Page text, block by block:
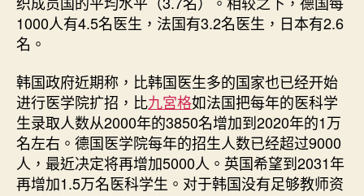
1000人有4.5名医生，法国有3.2名医生，日本有2.6
名。
韩国政府近期称，比韩国医生多的国家也已经开始
进行医学院扩招，比九宮格如法国把每年的医科学
生录取人数从2000年的3850名增加到2020年的1万
名左右。德国医学院每年的招生人数已经超过9000
人，最近决定将再增加5000人。英国希望到2031年
再增加1.5万名医科学生。对于韩国没有足够教师资